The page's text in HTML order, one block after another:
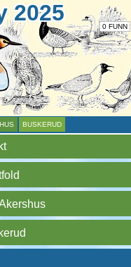
0 FUNN
2025
BUSKERUD